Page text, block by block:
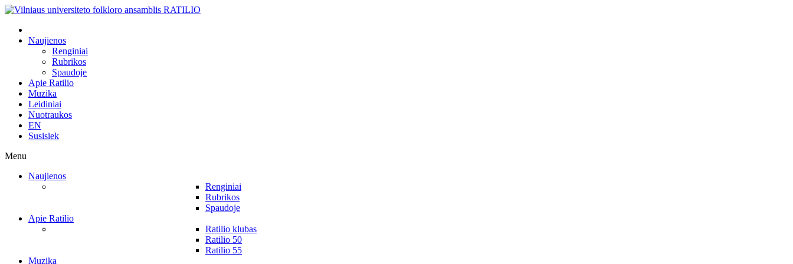
Naujienos
Renginiai
Rubrikos
Spaudoje
Apie Ratilio
Muzika
Leidiniai
Nuotraukos
EN
Susisiek
Menu
Naujienos
Renginiai
Rubrikos
Spaudoje
Apie Ratilio
Ratilio klubas
Ratilio 50
Ratilio 55
Muzika